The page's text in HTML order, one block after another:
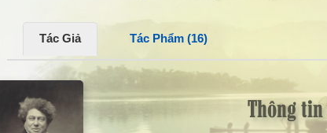
Tác Giả Tác Phẩm (16)
Thông